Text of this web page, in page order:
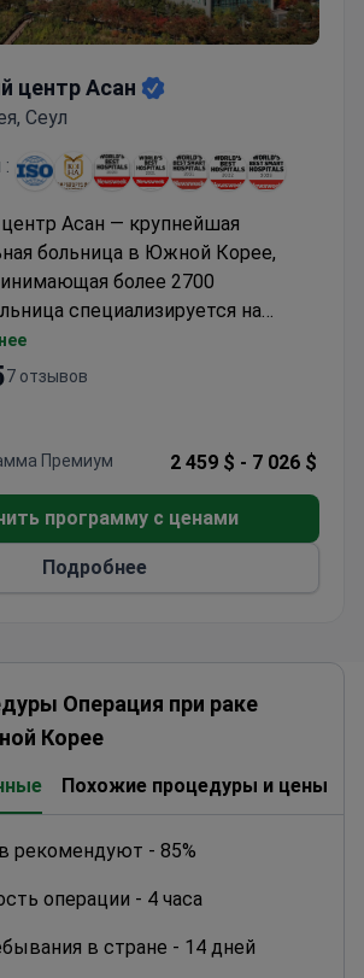
центр Асан
Сеул
Асан — крупнейшая
больница в Южной Корее,
более 2700
специализируется на
почти половину всех
органов в Южной Корее с
стоит от 10 000 до 24 400
Центр обслуживает
7 отзывов
Премиум
2 459 $ - 7 026 $
программу с ценами
Подробнее
Операция при раке
Корее
Похожие процедуры и цены
рекомендуют - 85%
операции - 4 часа
в стране - 14 дней